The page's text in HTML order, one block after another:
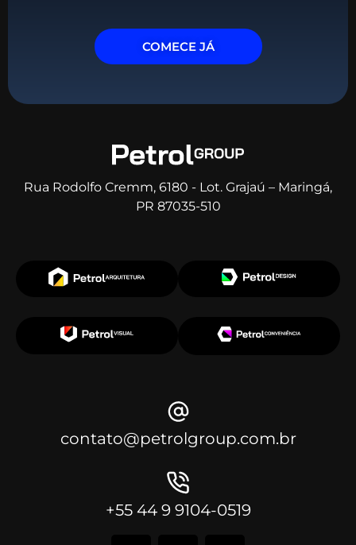
COMECE JÁ
Rua Rodolfo Cremm, 6180 - Lot. Grajaú – Maringá,
PR 87035-510
contato@petrolgroup.com.br
+55 44 9 9104-0519